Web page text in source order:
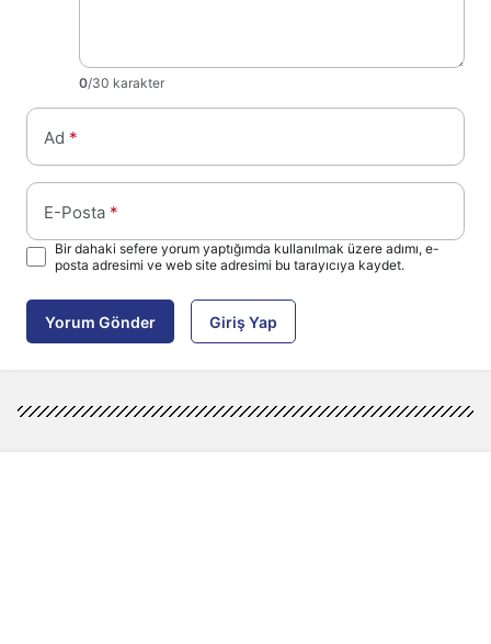
0/30 karakter
Ad *
E-Posta *
Bir dahaki sefere yorum yaptığımda kullanılmak üzere adımı, e-
posta adresimi ve web site adresimi bu tarayıcıya kaydet.
Yorum Gönder Giriş Yap